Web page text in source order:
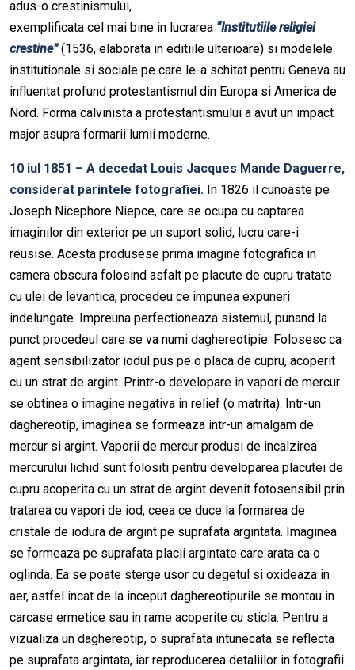
adus-o crestinismului,
exemplificata cel mai bine in lucrarea “Institutiile religiei
crestine”(1536, elaborata in editiile ulterioare) si modelele
institutionale si sociale pe care le-a schitat pentru Geneva au
influentat profund protestantismul din Europa si America de
Nord. Forma calvinista a protestantismului a avut un impact
major asupra formarii lumii moderne.
10 iul 1851 – A decedat Louis Jacques Mande Daguerre,
considerat parintele fotografiei. In 1826 il cunoaste pe
Joseph Nicephore Niepce, care se ocupa cu captarea
imaginilor din exterior pe un suport solid, lucru care-i
reusise. Acesta produsese prima imagine fotografica in
camera obscura folosind asfalt pe placute de cupru tratate
cu ulei de levantica, procedeu ce impunea expuneri
indelungate. Impreuna perfectioneaza sistemul, punand la
punct procedeul care se va numi daghereotipie. Folosesc ca
agent sensibilizator iodul pus pe o placa de cupru, acoperit
cu un strat de argint. Printr-o developare in vapori de mercur
se obtinea o imagine negativa in relief (o matrita). Intr-un
daghereotip, imaginea se formeaza intr-un amalgam de
mercur si argint. Vaporii de mercur produsi de incalzirea
mercurului lichid sunt folositi pentru developarea placutei de
cupru acoperita cu un strat de argint devenit fotosensibil prin
tratarea cu vapori de iod, ceea ce duce la formarea de
cristale de iodura de argint pe suprafata argintata. Imaginea
se formeaza pe suprafata placii argintate care arata ca o
oglinda. Ea se poate sterge usor cu degetul si oxideaza in
aer, astfel incat de la inceput daghereotipurile se montau in
carcase ermetice sau in rame acoperite cu sticla. Pentru a
vizualiza un daghereotip, o suprafata intunecata se reflecta
pe suprafata argintata, iar reproducerea detaliilor in fotografii